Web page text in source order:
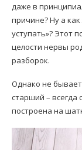
даже в
причине? Ну а
уступать»? Этот
целости нервы
разборок.
Однако не
старший – всегда
построена на